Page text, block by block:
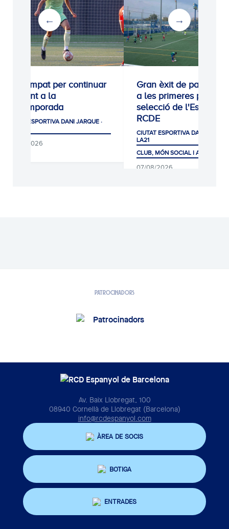
0-0: Empat per continuar
creixent a la
pretemporada
CIUTAT ESPORTIVA DANI JARQUE ·
08/08/2026
Gran èxit de
a les primeres proves
selecció de l'Escola
RCDE
CIUTAT ESPORTIVA DANI
LA21
CLUB, MÓN SOCIAL I AFICIÓ
07/08/2026
PATROCINADORS
Av. Baix Llobregat, 100
08940 Cornellà de Llobregat (Barcelona)
info@rcdespanyol.com
ÀREA DE SOCIS
BOTIGA
ENTRADES